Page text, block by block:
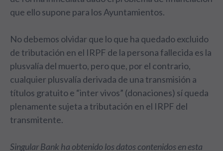
que ello supone para los Ayuntamientos.
No debemos olvidar que lo que ha quedado excluido
de tributación en el IRPF de la persona fallecida es la
plusvalía del muerto, pero que, por el contrario,
cualquier plusvalía derivada de una transmisión a
títulos gratuito e “inter vivos” (donaciones) sí queda
plenamente sujeta a tributación en el IRPF del
transmitente.
Singular Bank ha obtenido los datos contenidos en esta